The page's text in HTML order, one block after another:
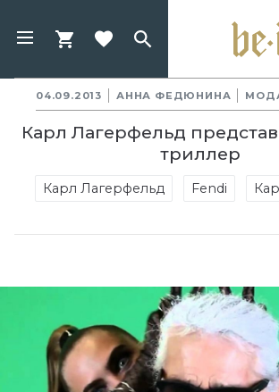
04.09.2013 АННА ФЕДЮНИНА
Карл Лагерфельд
триллер
Карл Лагерфельд Fendi